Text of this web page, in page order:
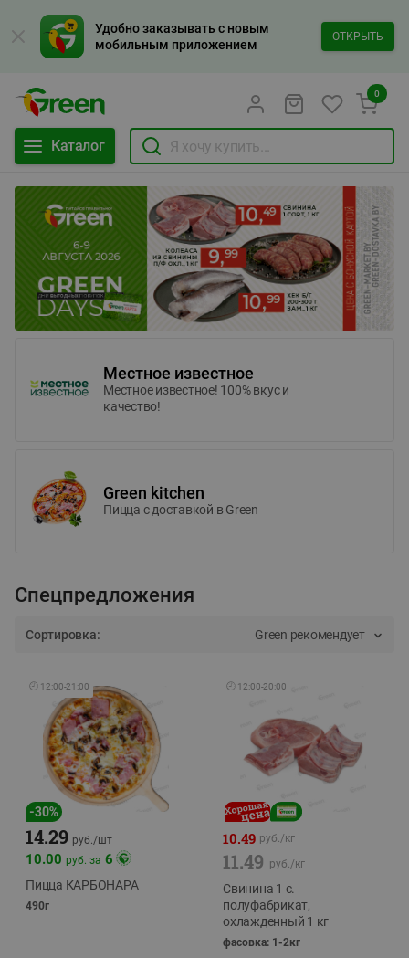
Удобно заказывать с новым
мобильным приложением
ОТКРЫТЬ
Каталог
0
Местное известное
Местное известное! 100% вкус и
качество!
Green kitchen
Пицца c доставкой в Green
Спецпредложения
Сортировка: Green рекомендует
🕘 12:00-21:00
-30%
14.29 руб./шт
10.00 руб. за 6
Пицца КАРБОНАРА
490г
🕘 12:00-20:00
10.49 руб./кг
11.49 руб./кг
Свинина 1 с.
полуфабрикат,
охлажденный 1 кг
фасовка: 1-2кг